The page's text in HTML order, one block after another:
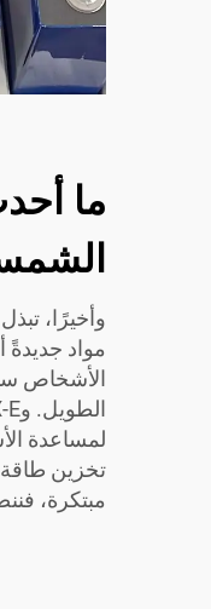
ما
وأخيرًا،
مواد جديدةً
الأشخاص
لمساعدة
تخزين
مبتكرة،